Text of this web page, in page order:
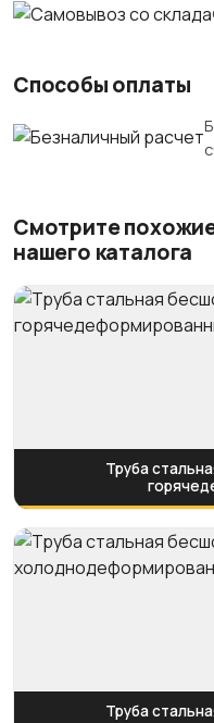
Способы оплаты
Смотрите
нашего каталога
Труба
Труба